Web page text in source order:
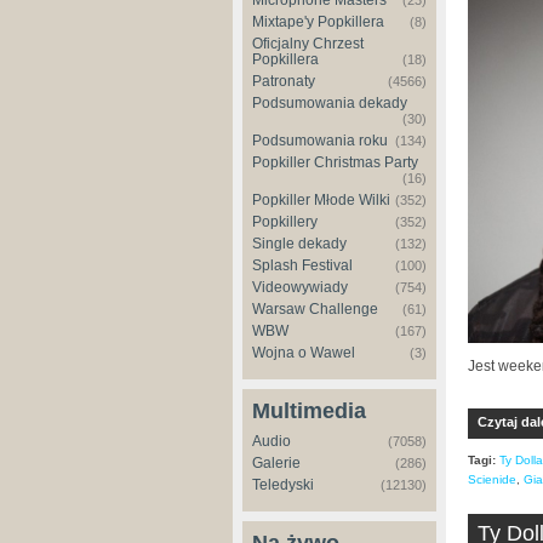
Mixtape'y Popkillera (8)
Oficjalny Chrzest
Popkillera
(18)
Patronaty (4566)
Podsumowania dekady
(30)
Podsumowania roku (134)
Popkiller Christmas Party
(16)
Popkiller Młode Wilki (352)
Popkillery (352)
Single dekady (132)
Splash Festival (100)
Videowywiady (754)
Warsaw Challenge (61)
WBW (167)
Wojna o Wawel (3)
Multimedia
Audio (7058)
Galerie (286)
Teledyski (12130)
Jest
Czytaj
Tagi: Ty
Scienide
Ty